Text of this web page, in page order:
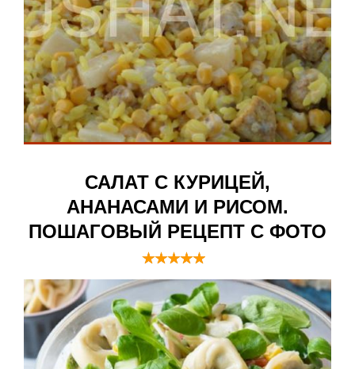
САЛАТ С КУРИЦЕЙ,
АНАНАСАМИ И РИСОМ.
ПОШАГОВЫЙ РЕЦЕПТ С ФОТО